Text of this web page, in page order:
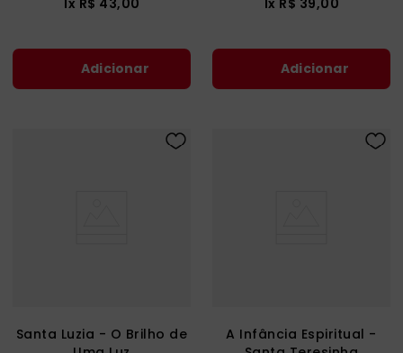
1x R$ 43,00
Adicionar
1x R$ 39,00
Adicionar
Santa Luzia - O Brilho de
A Infância Espiritual -